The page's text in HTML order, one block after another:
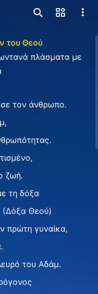
του Θεού
πλάσματα με
τον άνθρωπο.
ζωή.
τη δόξα
(Δόξα Θεού)
πρώτη γυναίκα,
του Αδάμ.